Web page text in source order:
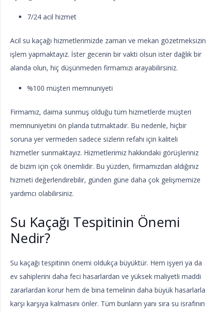
7/24 acil hizmet
Acil su kaçağı hizmetlerimizde zaman ve mekan gözetmeksizin
işlem yapmaktayız. İster gecenin bir vakti olsun ister dağlık bir
alanda olun, hiç düşünmeden firmamızı arayabilirsiniz.
%100 müşteri memnuniyeti
Firmamız, daima sunmuş olduğu tüm hizmetlerde müşteri
memnuniyetini ön planda tutmaktadır. Bu nedenle, hiçbir
soruna yer vermeden sadece sizlerin refahı için kaliteli
hizmetler sunmaktayız. Hizmetlerimiz hakkındaki görüşleriniz
de bizim için çok önemlidir. Bu yüzden, firmamızdan aldığınız
hizmeti değerlendirebilir, günden güne daha çok gelişmemize
yardımcı olabilirsiniz.
Su Kaçağı Tespitinin Önemi
Nedir?
Su kaçağı tespitinin önemi oldukça büyüktür. Hem işyeri ya da
ev sahiplerini daha feci hasarlardan ve yüksek maliyetli maddi
zararlardan korur hem de bina temelinin daha büyük hasarlarla
karşı karşıya kalmasını önler. Tüm bunların yanı sıra su israfının